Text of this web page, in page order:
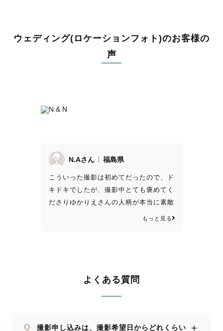
ウェディング(ロケーションフォト)のお客様の
声
N.Aさん 福島県
こういった撮影は初めてだったので、ド
キドキでしたが、撮影中とても褒めてく
ださりゆかりえさんの人柄が本当に素敵
だと感じました♡ あっという間に時間
りました！ またいつか機会があれば是
もっと見る
よくある質問
Q
撮影申し込みは、撮影希望日からどれくらい
＋